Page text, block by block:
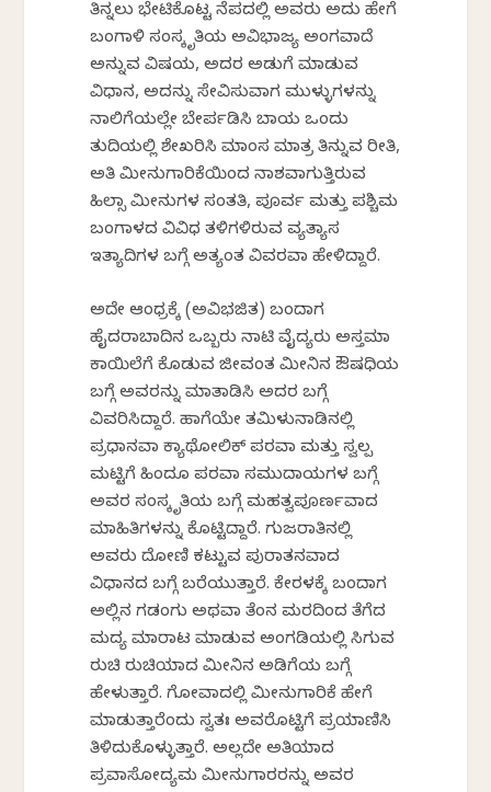
ತಿನ್ನಲು ಭೇಟಿಕೊಟ್ಟ ನೆಪದಲ್ಲಿ ಅವರು ಅದು ಹೇಗೆ
ಬಂಗಾಳಿ ಸಂಸ್ಕೃತಿಯ ಅವಿಭಾಜ್ಯ ಅಂಗವಾಗಿದೆ
ಅನ್ನುವ ವಿಷಯ, ಅದರ ಅಡುಗೆ ಮಾಡುವ
ವಿಧಾನ, ಅದನ್ನು ಸೇವಿಸುವಾಗ ಮುಳ್ಳುಗಳನ್ನು
ನಾಲಿಗೆಯಲ್ಲೇ ಬೇರ್ಪಡಿಸಿ ಬಾಯ ಒಂದು
ತುದಿಯಲ್ಲಿ ಶೇಖರಿಸಿ ಮಾಂಸ ಮಾತ್ರ ತಿನ್ನುವ ರೀತಿ,
ಅತಿ ಮೀನುಗಾರಿಕೆಯಿಂದ ನಾಶವಾಗುತ್ತಿರುವ
ಹಿಲ್ಸಾ ಮೀನುಗಳ ಸಂತತಿ, ಪೂರ್ವ ಮತ್ತು ಪಶ್ಚಿಮ
ಬಂಗಾಳದ ವಿವಿಧ ತಳಿಗಳಿಗಿರುವ ವ್ಯತ್ಯಾಸ
ಇತ್ಯಾದಿಗಳ ಬಗ್ಗೆ ಅತ್ಯಂತ ವಿವರವಾಗಿ ಹೇಳಿದ್ದಾರೆ.
ಅದೇ ಆಂಧ್ರಕ್ಕೆ (ಅವಿಭಜಿತ) ಬಂದಾಗ
ಹೈದರಾಬಾದಿನ ಒಬ್ಬರು ನಾಟಿ ವೈದ್ಯರು ಅಸ್ತಮಾ
ಕಾಯಿಲೆಗೆ ಕೊಡುವ ಜೀವಂತ ಮೀನಿನ ಔಷಧಿಯ
ಬಗ್ಗೆ ಅವರನ್ನು ಮಾತಾಡಿಸಿ ಅದರ ಬಗ್ಗೆ
ವಿವರಿಸಿದ್ದಾರೆ. ಹಾಗೆಯೇ ತಮಿಳುನಾಡಿನಲ್ಲಿ
ಪ್ರಧಾನವಾಗಿ ಕ್ಯಾಥೋಲಿಕ್ ಪರವಾ ಮತ್ತು ಸ್ವಲ್ಪ
ಮಟ್ಟಿಗೆ ಹಿಂದೂ ಪರವಾ ಸಮುದಾಯಗಳ ಬಗ್ಗೆ
ಅವರ ಸಂಸ್ಕೃತಿಯ ಬಗ್ಗೆ ಮಹತ್ವಪೂರ್ಣವಾದ
ಮಾಹಿತಿಗಳನ್ನು ಕೊಟ್ಟಿದ್ದಾರೆ. ಗುಜರಾತಿನಲ್ಲಿ
ಅವರು ದೋಣಿ ಕಟ್ಟುವ ಪುರಾತನವಾದ
ವಿಧಾನದ ಬಗ್ಗೆ ಬರೆಯುತ್ತಾರೆ. ಕೇರಳಕ್ಕೆ ಬಂದಾಗ
ಅಲ್ಲಿನ ಗಡಂಗು ಅಥವಾ ತೆಂಗಿನ ಮರದಿಂದ ತೆಗೆದ
ಮದ್ಯ ಮಾರಾಟ ಮಾಡುವ ಅಂಗಡಿಯಲ್ಲಿ ಸಿಗುವ
ರುಚಿ ರುಚಿಯಾದ ಮೀನಿನ ಅಡಿಗೆಯ ಬಗ್ಗೆ
ಹೇಳುತ್ತಾರೆ. ಗೋವಾದಲ್ಲಿ ಮೀನುಗಾರಿಕೆ ಹೇಗೆ
ಮಾಡುತ್ತಾರೆಂದು ಸ್ವತಃ ಅವರೊಟ್ಟಿಗೆ ಪ್ರಯಾಣಿಸಿ
ತಿಳಿದುಕೊಳ್ಳುತ್ತಾರೆ. ಅಲ್ಲದೇ ಅತಿಯಾದ
ಪ್ರವಾಸೋದ್ಯಮ ಮೀನುಗಾರರನ್ನು ಅವರ